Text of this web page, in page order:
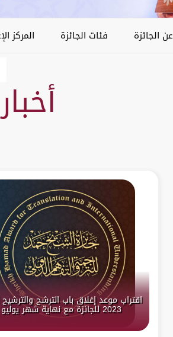
عن الجائزة فئات الجائزة المركز
اقتراب موعد إغلاق باب الترشح
2023 للجائزة مع نهاية شهر يوليو